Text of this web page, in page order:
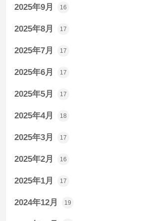
2025年9月 16
2025年8月 17
2025年7月 17
2025年6月 17
2025年5月 17
2025年4月 18
2025年3月 17
2025年2月 16
2025年1月 17
2024年12月 19